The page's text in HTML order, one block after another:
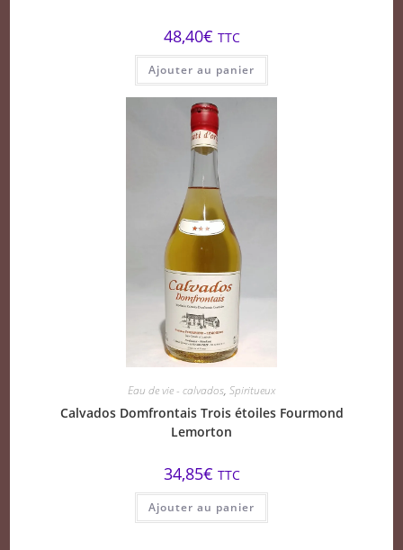
48,40€ TTC
Ajouter au panier
Eau de vie - calvados, Spiritueux
Calvados Domfrontais Trois étoiles Fourmond
Lemorton
34,85€ TTC
Ajouter au panier